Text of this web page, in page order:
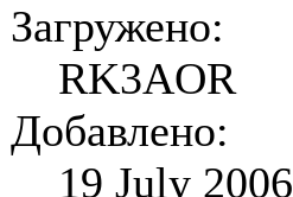
Загружено:
RK3AOR
Добавлено:
19 July 2006